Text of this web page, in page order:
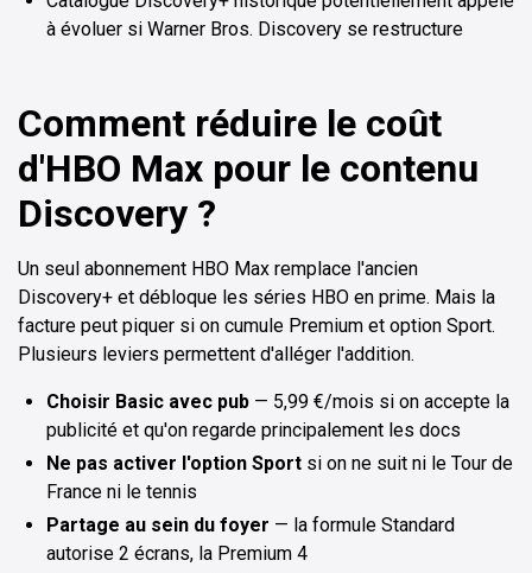
à évoluer si Warner Bros. Discovery se restructure
Comment réduire le coût
d'HBO Max pour le contenu
Discovery ?
Un seul abonnement HBO Max remplace l'ancien
Discovery+ et débloque les séries HBO en prime. Mais la
facture peut piquer si on cumule Premium et option Sport.
Plusieurs leviers permettent d'alléger l'addition.
Choisir Basic avec pub — 5,99 €/mois si on accepte la
publicité et qu'on regarde principalement les docs
Ne pas activer l'option Sport si on ne suit ni le Tour de
France ni le tennis
Partage au sein du foyer — la formule Standard
autorise 2 écrans, la Premium 4